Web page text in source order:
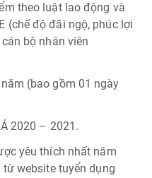
theo luật lao động và
(chế độ đãi ngộ, phúc lợi
bộ nhân viên
(bao gồm 01 ngày
2020 – 2021.
yêu thích nhất năm
website tuyển dụng